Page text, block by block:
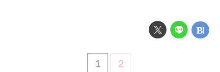
1 2